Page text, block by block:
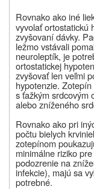
Rovnako ako iné
vyvolať ortostatickú
zvyšovaní dávky.
ležmo vstávali
neuroleptík, je
ortostatickej
zvyšovať len veľmi
hypotenzie.
s ťažkým srdcovým
alebo zníženého
Rovnako ako pri
počtu bielych
zotepínom
minimálne riziko
podozrenie na
infekcie), majú sa
potrebné.